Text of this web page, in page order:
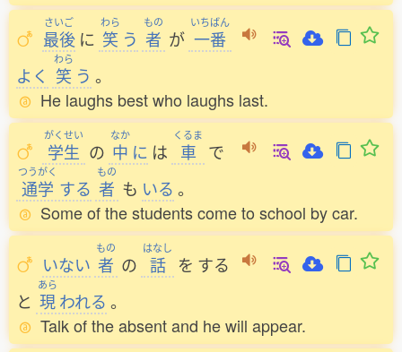
さいご
最後 に
わら
笑 う
もの
者 が
いちばん
一番
よく
わら
笑 う 。
He laughs best who laughs last.
がくせい
学生 の
なか
中 に は
くるま
車 で
つうがく
通学 する
もの
者 も いる 。
Some of the students come to school by car.
いない
もの
者 の
はなし
話 を する
と
あら
現われる 。
Talk of the absent and he will appear.